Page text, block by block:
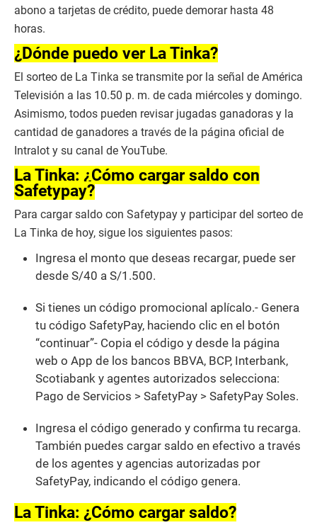
abono a tarjetas de crédito, puede demorar hasta 48
horas.
¿Dónde puedo ver La Tinka?
El sorteo de La Tinka se transmite por la señal de América
Televisión a las 10.50 p. m. de cada miércoles y domingo.
Asimismo, todos pueden revisar jugadas ganadoras y la
cantidad de ganadores a través de la página oficial de
Intralot y su canal de YouTube.
La Tinka: ¿Cómo cargar saldo con
Safetypay?
Para cargar saldo con Safetypay y participar del sorteo de
La Tinka de hoy, sigue los siguientes pasos:
Ingresa el monto que deseas recargar, puede ser
desde S/40 a S/1.500.
Si tienes un código promocional aplícalo.- Genera
tu código SafetyPay, haciendo clic en el botón
“continuar”- Copia el código y desde la página
web o App de los bancos BBVA, BCP, Interbank,
Scotiabank y agentes autorizados selecciona:
Pago de Servicios > SafetyPay > SafetyPay Soles.
Ingresa el código generado y confirma tu recarga.
También puedes cargar saldo en efectivo a través
de los agentes y agencias autorizadas por
SafetyPay, indicando el código genera.
La Tinka: ¿Cómo cargar saldo?